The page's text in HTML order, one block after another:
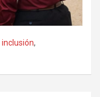
inclusión,